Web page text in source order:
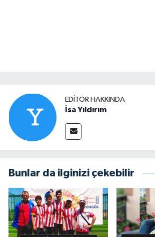
EDITÖR HAKKINDA
İsa Yıldırım
Bunlar da ilginizi çekebilir